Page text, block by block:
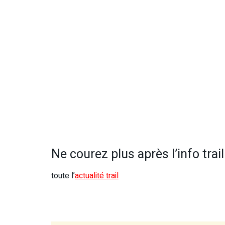
Ne courez plus après l’info
toute l’actualité trail